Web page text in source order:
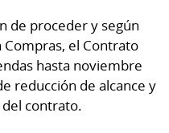
de proceder y según
Compras, el Contrato
hasta noviembre
reducción de alcance y
contrato.